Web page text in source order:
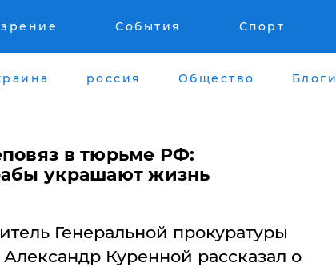
События Спорт
россия Общество Блоги
в тюрьме РФ:
украшают жизнь
Генеральной прокуратуры
Куренной рассказал о